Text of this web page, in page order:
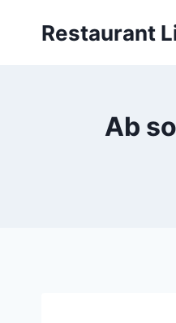
Restaurant
Ab